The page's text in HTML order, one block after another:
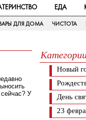
ЕДА
ДЛЯ ДОМА ЧИСТОТА
У
Новый
День
23